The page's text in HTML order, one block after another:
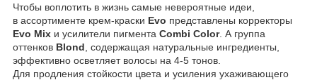
Чтобы воплотить в жизнь самые невероятные идеи,
в ассортименте крем-краски Evo представлены корректоры
Evo Mix и усилители пигмента Combi Color. А группа
оттенков Blond , содержащая натуральные ингредиенты,
эффективно осветляет волосы на 4-5 тонов.
Для продления стойкости цвета и усиления ухаживающего